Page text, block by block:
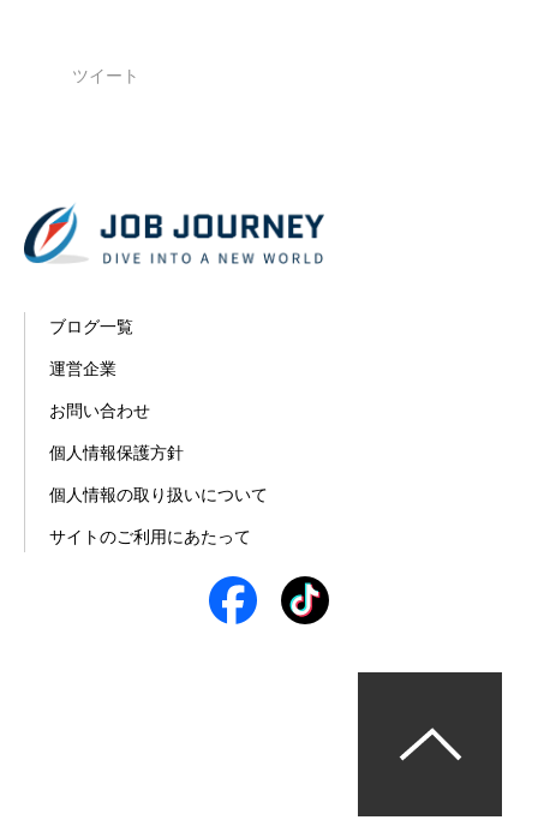
ツイート
ブログ一覧
運営企業
お問い合わせ
個人情報保護方針
個人情報の取り扱いについて
サイトのご利用にあたって